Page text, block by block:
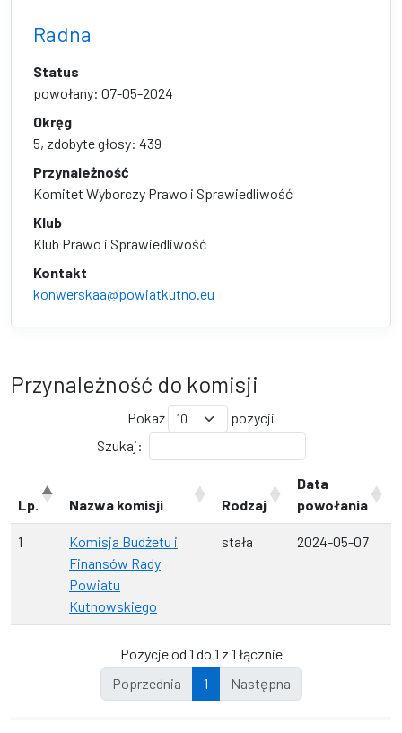
Radna
Status
powołany: 07-05-2024
Okręg
5, zdobyte głosy: 439
Przynależność
Komitet Wyborczy Prawo i Sprawiedliwość
Klub
Klub Prawo i Sprawiedliwość
Kontakt
konwerskaa@powiatkutno.eu
Przynależność do komisji
Pokaż
pozycji
Szukaj:
Lp. Nazwa komisji Rodzaj
Data
powołania
1
Komisja Budżetu i
Finansów Rady
Powiatu
Kutnowskiego
stała 2024-05-07
Pozycje od 1 do 1 z 1 łącznie
Poprzednia
1 Następna